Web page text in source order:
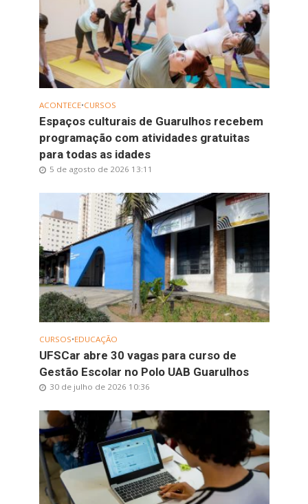
ACONTECE•CURSOS
Espaços culturais de Guarulhos recebem
programação com atividades gratuitas
para todas as idades
5 de agosto de 2026 13:11
CURSOS•EDUCAÇÃO
UFSCar abre 30 vagas para curso de
Gestão Escolar no Polo UAB Guarulhos
30 de julho de 2026 10:36